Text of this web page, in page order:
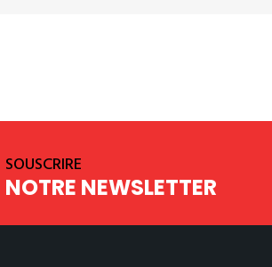
SOUSCRIRE
NOTRE NEWSLETTER